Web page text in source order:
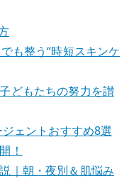
も整う“時短スキンケ
どもたちの努力を讃
ェントおすすめ8選
！
｜朝・夜別＆肌悩み